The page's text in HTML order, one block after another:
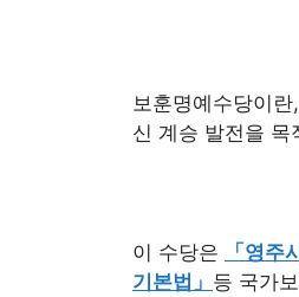
보훈명예수당이
신 계승 발전을 목
이 수당은 「영주
기본법」 등 국가